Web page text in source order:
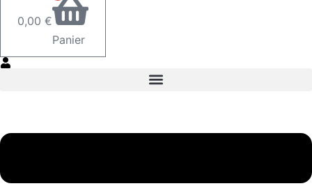
0,00 €
Panier